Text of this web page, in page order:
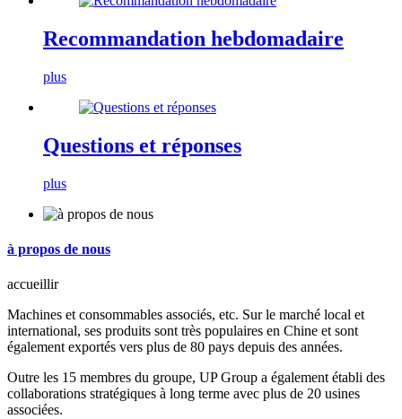
Recommandation hebdomadaire
plus
Questions et réponses
plus
à propos de nous
accueillir
Machines et consommables associés, etc. Sur le marché local et
international, ses produits sont très populaires en Chine et sont
également exportés vers plus de 80 pays depuis des années.
Outre les 15 membres du groupe, UP Group a également établi des
collaborations stratégiques à long terme avec plus de 20 usines
associées.